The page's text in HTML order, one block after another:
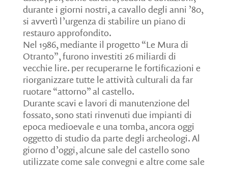
durante i giorni nostri, a cavallo degli anni ’80,
si avvertì l’urgenza di stabilire un piano di
restauro approfondito.
Nel 1986, mediante il progetto “Le Mura di
Otranto”, furono investiti 26 miliardi di
vecchie lire. per recuperarne le fortificazioni e
riorganizzare tutte le attività culturali da far
ruotare “attorno” al castello.
Durante scavi e lavori di manutenzione del
fossato, sono stati rinvenuti due impianti di
epoca medioevale e una tomba, ancora oggi
oggetto di studio da parte degli archeologi. Al
giorno d’oggi, alcune sale del castello sono
utilizzate come sale convegni e altre come sale